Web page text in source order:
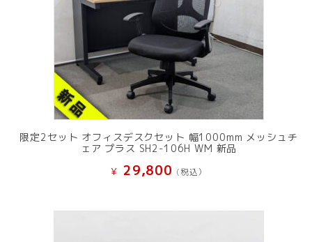
限定2セット オフィスデスクセット 幅1000mm メッシュチ
ェア プラス SH2-106H WM 新品
¥ 29,800 (税込）